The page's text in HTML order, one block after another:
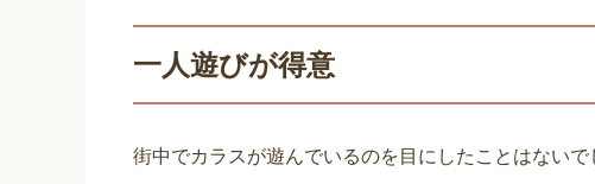
一人遊びが得意
街中でカラスが遊んでいるのを目にしたことはないで